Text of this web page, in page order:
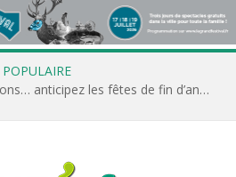
POPULAIRE
Commerçants, associations… anticipez les fêtes de fin d’année avec Meuz’Info